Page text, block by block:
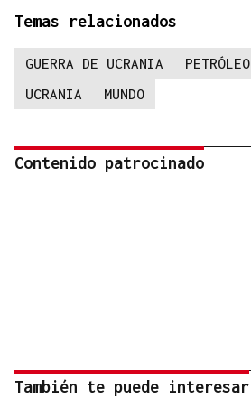
Temas relacionados
GUERRA DE UCRANIA PETRÓLEO
UCRANIA
MUNDO
Contenido patrocinado
También te puede interesar